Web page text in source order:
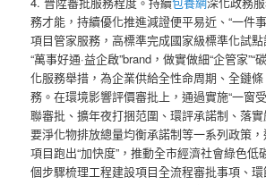
務才能，持續優化推進減證便平易近、“一件
項目管家服務，高標準完成國家級標準化試
“萬事好通·益企啟”brand，做實做細“企管家”“
化服務舉措，為企業供給全性命周期、全鏈
務。在環境影響評價審批上，通過實施“一窗
聯審批、擴年夜打捆范圍、環評承諾制、落
要淨化物排放總量均衡承諾制等一系列政策
項目跑出“加快度”，推動全市經濟社會綠色低
個步驟梳理工程建設項目全流程審批事項、